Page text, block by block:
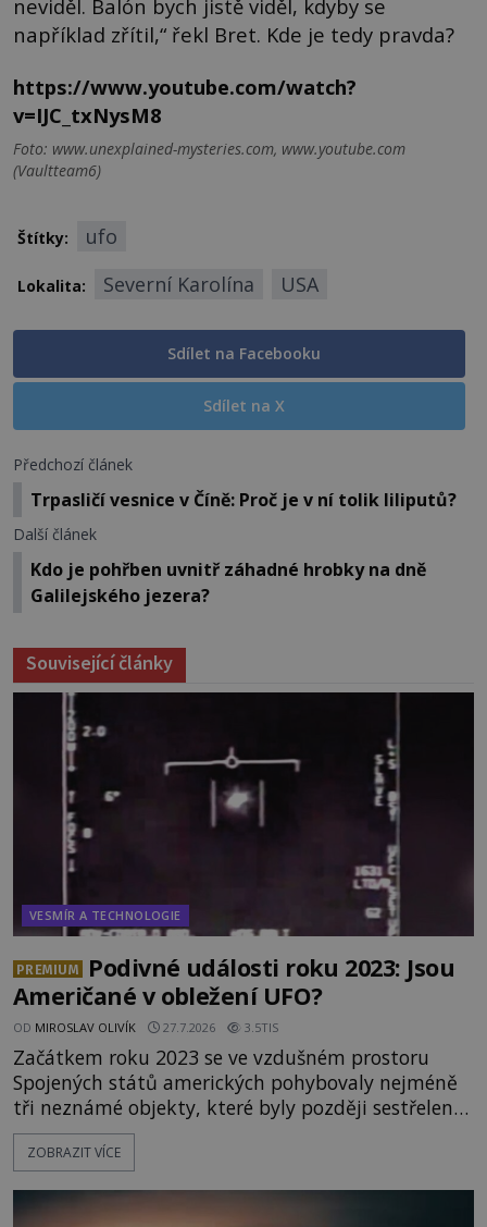
neviděl. Balón bych jistě viděl, kdyby se
například zřítil,“ řekl Bret. Kde je tedy pravda?
https://www.youtube.com/watch?
v=IJC_txNysM8
Foto: www.unexplained-mysteries.com, www.youtube.com
(Vaultteam6)
Štítky: ufo
Lokalita: Severní Karolína USA
Sdílet na Facebooku
Sdílet na X
Předchozí článek
Trpasličí vesnice v Číně: Proč je v ní tolik liliputů?
Další článek
Kdo je pohřben uvnitř záhadné hrobky na dně
Galilejského jezera?
Související články
VESMÍR A TECHNOLOGIE
PREMIUM
Podivné události roku 2023: Jsou
Američané v obležení UFO?
OD MIROSLAV OLIVÍK 27.7.2026 3.5TIS
Začátkem roku 2023 se ve vzdušném prostoru
Spojených států amerických pohybovaly nejméně
tři neznámé objekty, které byly později sestřeleny.
Do dnešních dnů nebyly trosky těchto létajících
těles objeveny. Je možné, že šlo o nějaké nové
mimozemského původu? Dne 4. února roku 2023
ZOBRAZIT VÍCE